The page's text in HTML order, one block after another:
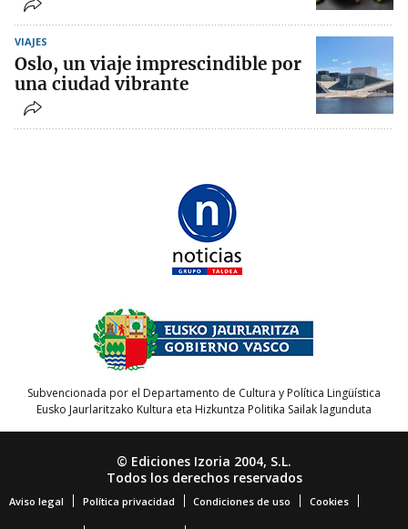
VIAJES
Oslo, un viaje imprescindible por
una ciudad vibrante
Subvencionada por el Departamento de Cultura y Política Lingüística
Eusko Jaurlaritzako Kultura eta Hizkuntza Politika Sailak lagunduta
© Ediciones Izoria 2004, S.L.
Todos los derechos reservados
Aviso legal Política privacidad Condiciones de uso Cookies